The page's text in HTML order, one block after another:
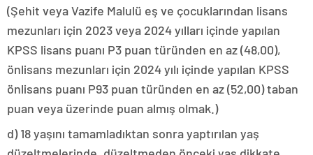
(Şehit veya Vazife Malulü eş ve çocuklarından lisans
mezunları için 2023 veya 2024 yılları içinde yapılan
KPSS lisans puanı P3 puan türünden en az (48,00),
önlisans mezunları için 2024 yılı içinde yapılan KPSS
önlisans puanı P93 puan türünden en az (52,00) taban
puan veya üzerinde puan almış olmak.)
d) 18 yaşını tamamladıktan sonra yaptırılan yaş